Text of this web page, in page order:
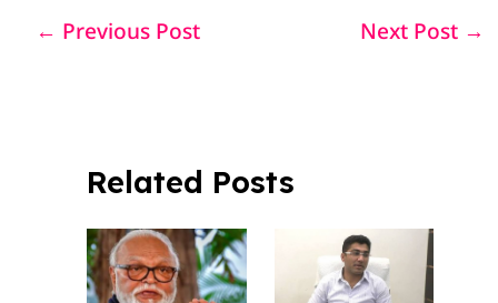
e
k
s e e
← Previous Post Next Post →
Related Posts